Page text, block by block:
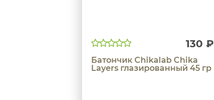
130 ₽
Батончик Chikalab Chika
Layers глазированный 45 гр